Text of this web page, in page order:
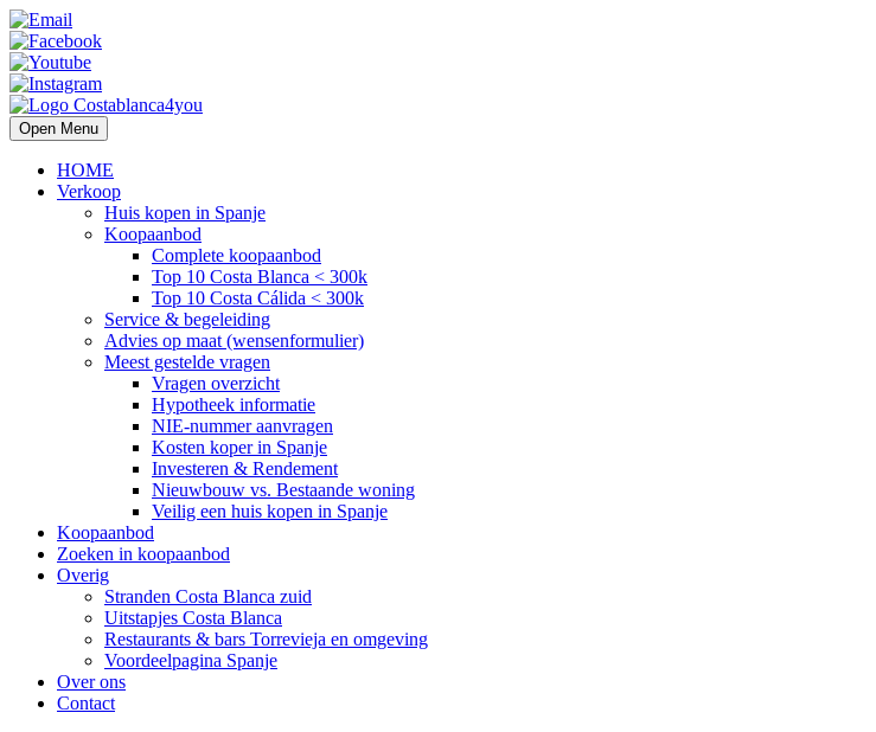
Open Menu
HOME
Verkoop
Huis kopen in Spanje
Koopaanbod
Complete koopaanbod
Top 10 Costa Blanca < 300k
Top 10 Costa Cálida < 300k
Service & begeleiding
Advies op maat (wensenformulier)
Meest gestelde vragen
Vragen overzicht
Hypotheek informatie
NIE-nummer aanvragen
Kosten koper in Spanje
Investeren & Rendement
Nieuwbouw vs. Bestaande woning
Veilig een huis kopen in Spanje
Koopaanbod
Zoeken in koopaanbod
Overig
Stranden Costa Blanca zuid
Uitstapjes Costa Blanca
Restaurants & bars Torrevieja en omgeving
Voordeelpagina Spanje
Over ons
Contact